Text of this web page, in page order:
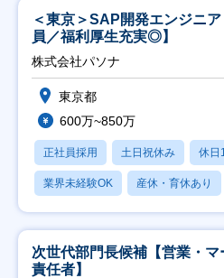
＜東京＞SAP開発エンジニ
員／福利厚生充実◎】
株式会社パソナ
東京都
600万~850万
正社員採用 土日祝休み 休日
業界未経験OK 産休・育休あり
次世代部門長候補【営業・
責任者】